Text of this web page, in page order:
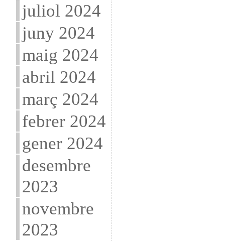
juliol 2024
juny 2024
maig 2024
abril 2024
març 2024
febrer 2024
gener 2024
desembre
2023
novembre
2023